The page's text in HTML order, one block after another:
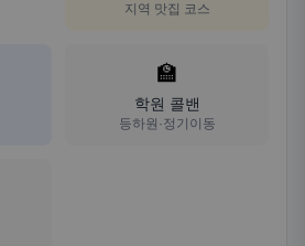
지역 맛집 코스
🏫
학원 콜밴
등하원·정기이동